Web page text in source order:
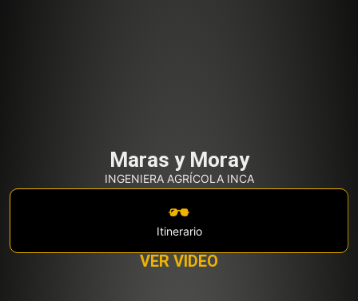
Maras y Moray
INGENIERA AGRÍCOLA INCA
Itinerario
VER VIDEO